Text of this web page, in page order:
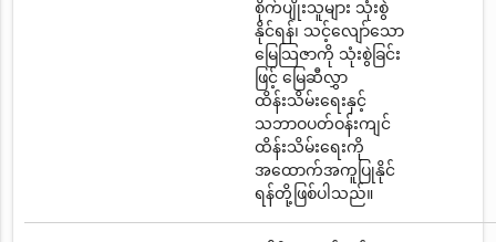
စိုက်ပျိုးသူများ သုံးစွဲ
နိုင်ရန်၊ သင့်လျော်သော
မြေသြဇာကို သုံးစွဲခြင်း
ဖြင့် မြေဆီလွှာ
ထိန်းသိမ်းရေးနှင့်
သဘာဝပတ်ဝန်းကျင်
ထိန်းသိမ်းရေးကို
အထောက်အကူပြုနိုင်
ရန်တို့ဖြစ်ပါသည်။